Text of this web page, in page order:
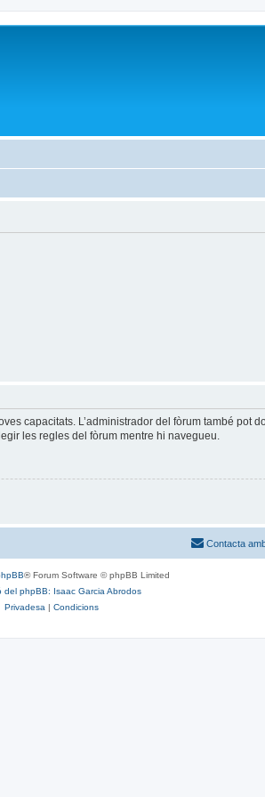
capacitats. L’administrador del fòrum també pot
les regles del fòrum mentre hi navegueu.
Contacta
® Forum Software © phpBB Limited
del phpBB: Isaac Garcia Abrodos
Privadesa | Condicions